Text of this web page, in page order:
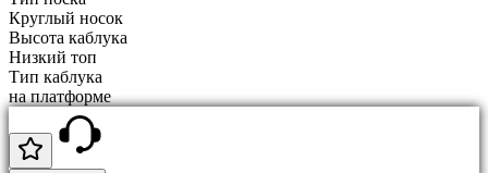
Круглый носок
Высота каблука
Низкий топ
Тип каблука
на платформе